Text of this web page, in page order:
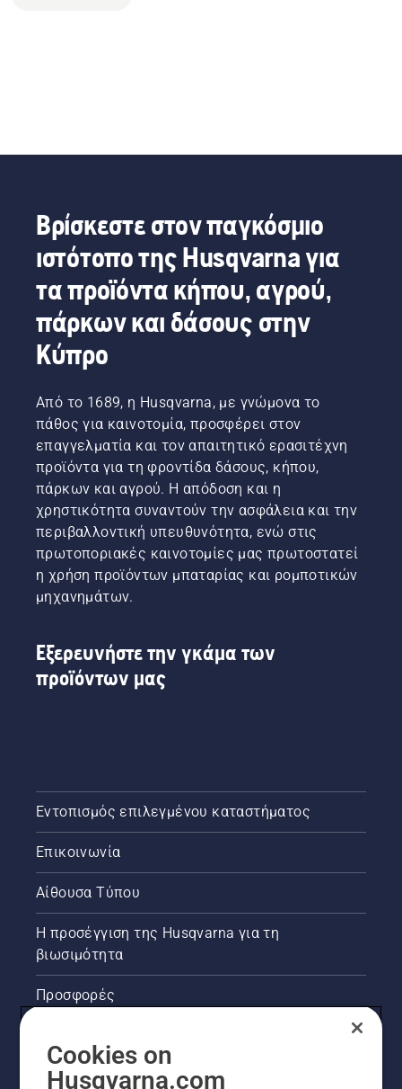
Βρίσκεστε στον παγκόσμιο
ιστότοπο της Husqvarna για
τα προϊόντα κήπου, αγρού,
πάρκων και δάσους στην
Κύπρο
Από το 1689, η Husqvarna, με γνώμονα το
πάθος για καινοτομία, προσφέρει στον
επαγγελματία και τον απαιτητικό ερασιτέχνη
προϊόντα για τη φροντίδα δάσους, κήπου,
πάρκων και αγρού. Η απόδοση και η
χρηστικότητα συναντούν την ασφάλεια και την
περιβαλλοντική υπευθυνότητα, ενώ στις
πρωτοποριακές καινοτομίες μας πρωτοστατεί
η χρήση προϊόντων μπαταρίας και ρομποτικών
μηχανημάτων.
Εξερευνήστε την γκάμα των
προϊόντων μας
Εντοπισμός επιλεγμένου καταστήματος
Επικοινωνία
Αίθουσα Τύπου
Η προσέγγιση της Husqvarna για τη
βιωσιμότητα
Προσφορές
Άλλοι ιστότοποι Husqvarna
Cookies on
Husqvarna.com